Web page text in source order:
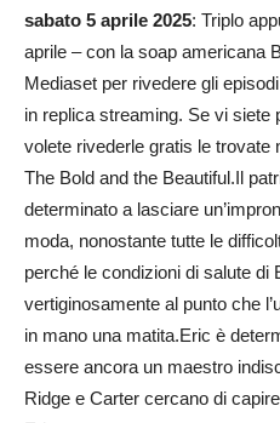
sabato 5 aprile 2025: Triplo
aprile – con la soap americana
Mediaset per rivedere gli
in replica streaming. Se vi siete
volete rivederle gratis le trovate
The Bold and the Beautiful.Il
determinato a lasciare
moda, nonostante tutte le
perché le condizioni di salute di
vertiginosamente al punto che
in mano una matita.Eric è
essere ancora un maestro
Ridge e Carter cercano di